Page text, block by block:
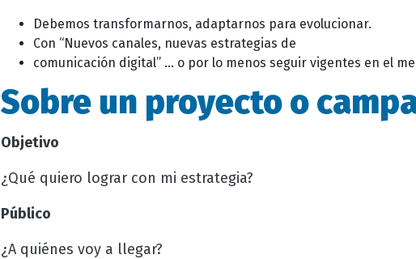
Debemos transformarnos, adaptarnos para evolucionar.
Con “Nuevos canales, nuevas estrategias de
comunicación digital” … o por lo menos seguir vigentes en el
Sobre un proyecto o
Objetivo
¿Qué quiero lograr con mi estrategia?
Público
¿A quiénes voy a llegar?